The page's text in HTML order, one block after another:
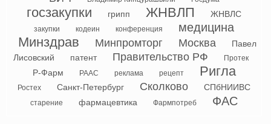
госзакупки грипп ЖНВЛП ЖНВЛС
закупки кодеин конференция медицина
Минздрав Минпромторг Москва
Павел
Лисовский
патент Правительство РФ Протек
Р-Фарм РААС реклама рецепт Ригла
Ростех Санкт-Петербург Сколково СПбНИИВС
старение фармацевтика Фармпотреб ФАС